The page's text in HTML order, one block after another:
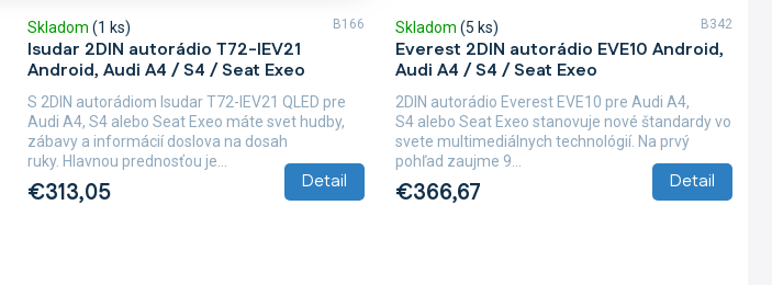
Isudar 2DIN autorádio T72-IEV21
Android, Audi A4 / S4 / Seat Exeo
Skladom (1 ks)
€313,05 Detail
S 2DIN autorádiom Isudar T72-IEV21 QLED pre
Audi A4, S4 alebo Seat Exeo máte svet hudby,
zábavy a informácií doslova na dosah
ruky. Hlavnou prednosťou je...
B166
Everest 2DIN autorádio EVE10 Android,
Audi A4 / S4 / Seat Exeo
Skladom (5 ks)
€366,67 Detail
2DIN autorádio Everest EVE10 pre Audi A4,
S4 alebo Seat Exeo stanovuje nové štandardy vo
svete multimediálnych technológií. Na prvý
pohľad zaujme 9...
B342